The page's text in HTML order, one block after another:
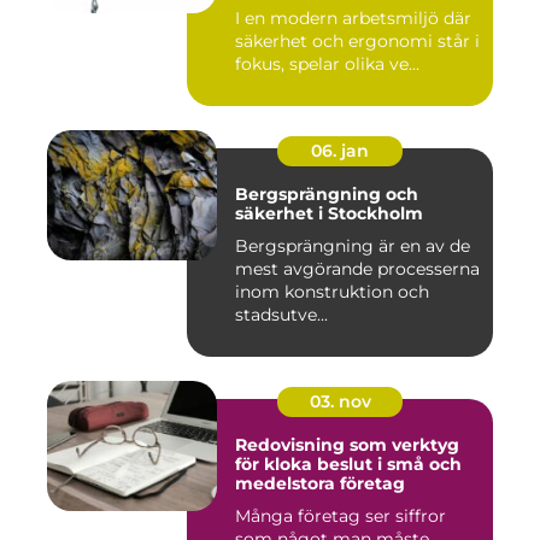
I en modern arbetsmiljö där
säkerhet och ergonomi står i
fokus, spelar olika ve...
06. jan
Bergsprängning och
säkerhet i Stockholm
Bergsprängning är en av de
mest avgörande processerna
inom konstruktion och
stadsutve...
03. nov
Redovisning som verktyg
för kloka beslut i små och
medelstora företag
Många företag ser siffror